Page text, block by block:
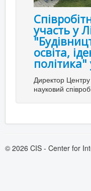
участь у
освіта,
політика"
Директор
науковий
© 2026 CIS - Center for